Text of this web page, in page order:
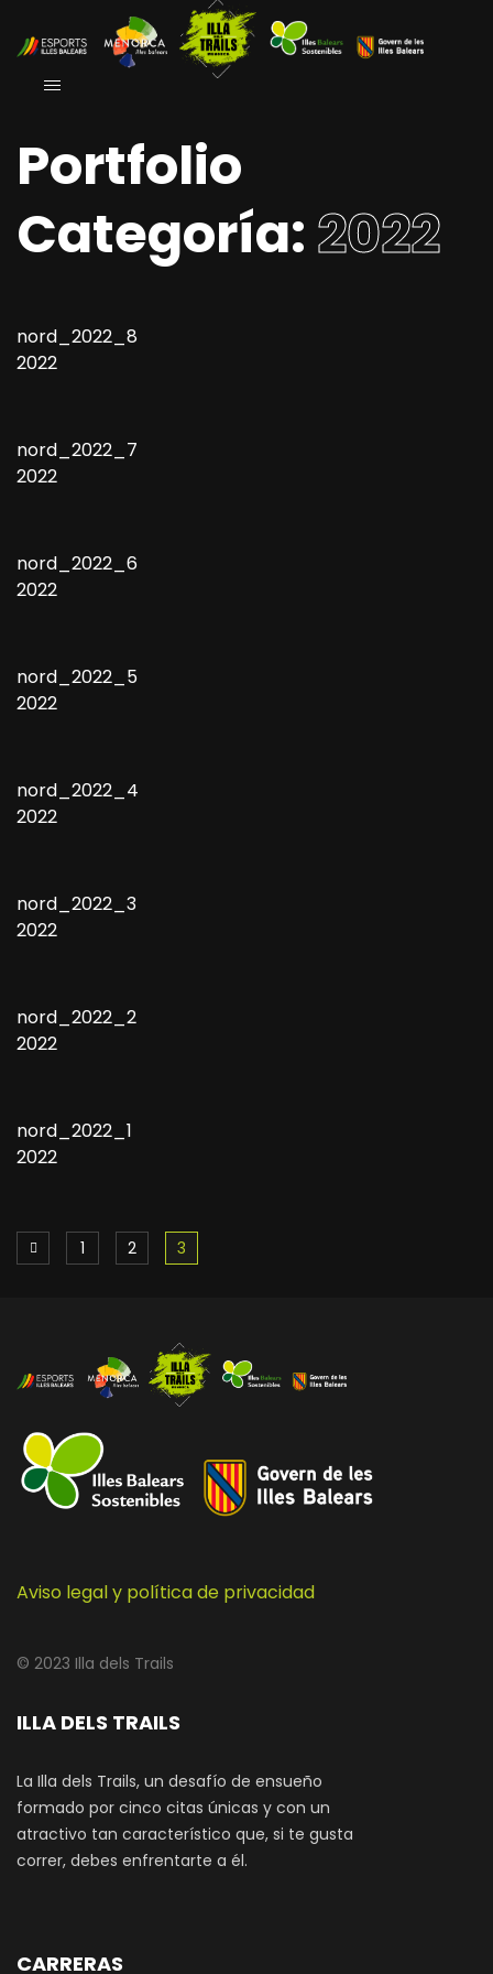
Portfolio
Categoría:2022
nord_2022_8
2022
nord_2022_7
2022
nord_2022_6
2022
nord_2022_5
2022
nord_2022_4
2022
nord_2022_3
2022
nord_2022_2
2022
nord_2022_1
2022
1 2 3
Aviso legal y política de privacidad
© 2023 Illa dels Trails
ILLA DELS TRAILS
La Illa dels Trails, un desafío de ensueño
formado por cinco citas únicas y con un
atractivo tan característico que, si te gusta
correr, debes enfrentarte a él.
CARRERAS